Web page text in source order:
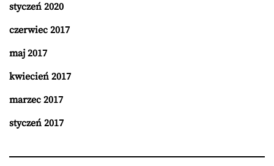
styczeń 2020
czerwiec 2017
maj 2017
kwiecień 2017
marzec 2017
styczeń 2017